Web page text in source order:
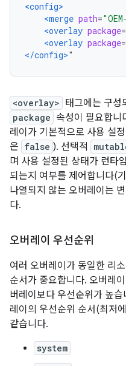
<config>
<merge path=
<overlay package=
<overlay package=
</config>"
<overlay> 태그에는 구성
package 속성이 필요합니
레이가 기본적으로 사용 설
은 false ). 선택적
며 사용 설정된 상태가 런타
되는지 여부를 제어합니다(
나열되지 않는 오버레이는
다.
오버레이 우선순위
여러 오버레이가 동일한 리
순서가 중요합니다. 오버레
버레이보다 우선순위가 높
레이의 우선순위 순서(최저
같습니다.
system